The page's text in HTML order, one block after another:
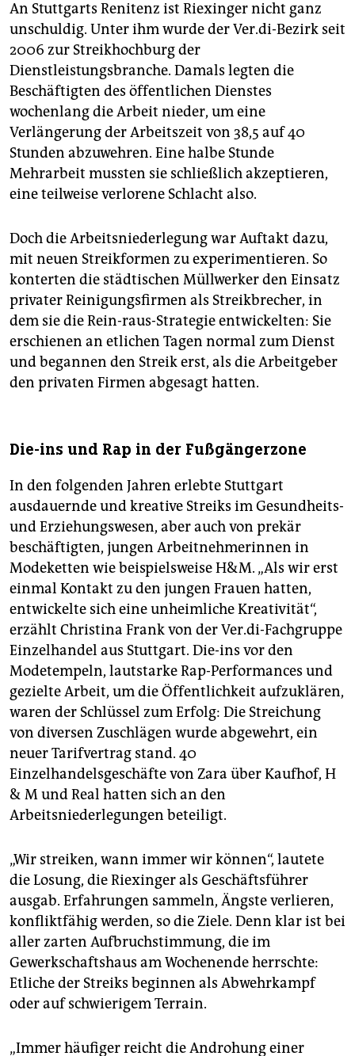
An Stuttgarts Renitenz ist Riexinger nicht ganz
unschuldig. Unter ihm wurde der Ver.di-Bezirk seit
2006 zur Streikhochburg der
Dienstleistungsbranche. Damals legten die
Beschäftigten des öffentlichen Dienstes
wochenlang die Arbeit nieder, um eine
Verlängerung der Arbeitszeit von 38,5 auf 40
Stunden abzuwehren. Eine halbe Stunde
Mehrarbeit mussten sie schließlich akzeptieren,
eine teilweise verlorene Schlacht also.
Doch die Arbeitsniederlegung war Auftakt dazu,
mit neuen Streikformen zu experimentieren. So
konterten die städtischen Müllwerker den Einsatz
privater Reinigungsfirmen als Streikbrecher, in
dem sie die Rein-raus-Strategie entwickelten: Sie
erschienen an etlichen Tagen normal zum Dienst
und begannen den Streik erst, als die Arbeitgeber
den privaten Firmen abgesagt hatten.
Die-ins und Rap in der Fußgängerzone
In den folgenden Jahren erlebte Stuttgart
ausdauernde und kreative Streiks im Gesundheits-
und Erziehungswesen, aber auch von prekär
beschäftigten, jungen Arbeitnehmerinnen in
Modeketten wie beispielsweise H&M. „Als wir erst
einmal Kontakt zu den jungen Frauen hatten,
entwickelte sich eine unheimliche Kreativität“,
erzählt Christina Frank von der Ver.di-Fachgruppe
Einzelhandel aus Stuttgart. Die-ins vor den
Modetempeln, lautstarke Rap-Performances und
gezielte Arbeit, um die Öffentlichkeit aufzuklären,
waren der Schlüssel zum Erfolg: Die Streichung
von diversen Zuschlägen wurde abgewehrt, ein
neuer Tarifvertrag stand. 40
Einzelhandelsgeschäfte von Zara über Kaufhof, H
& M und Real hatten sich an den
Arbeitsniederlegungen beteiligt.
„Wir streiken, wann immer wir können“, lautete
die Losung, die Riexinger als Geschäftsführer
ausgab. Erfahrungen sammeln, Ängste verlieren,
konfliktfähig werden, so die Ziele. Denn klar ist bei
aller zarten Aufbruchstimmung, die im
Gewerkschaftshaus am Wochenende herrschte:
Etliche der Streiks beginnen als Abwehrkampf
oder auf schwierigem Terrain.
„Immer häufiger reicht die Androhung einer